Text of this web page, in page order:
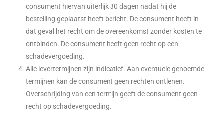
consument hiervan uiterlijk 30 dagen nadat hij de
bestelling geplaatst heeft bericht. De consument heeft in
dat geval het recht om de overeenkomst zonder kosten te
ontbinden. De consument heeft geen recht op een
schadevergoeding.
Alle levertermijnen zijn indicatief. Aan eventuele genoemde
termijnen kan de consument geen rechten ontlenen.
Overschrijding van een termijn geeft de consument geen
recht op schadevergoeding.